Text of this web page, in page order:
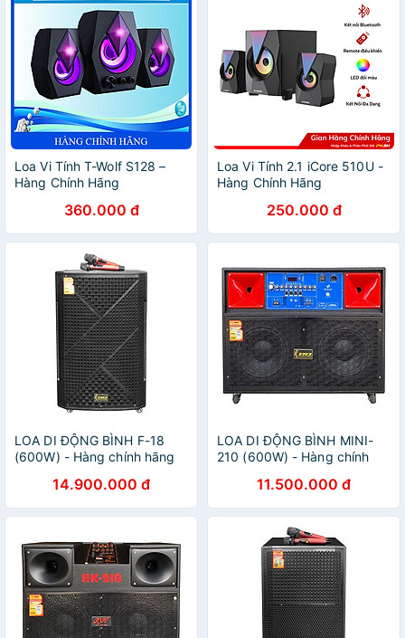
Loa Vi Tính T-Wolf S128 –
Hàng Chính Hãng
360.000 đ
Loa Vi Tính 2.1 iCore 510U -
Hàng Chính Hãng
250.000 đ
LOA DI ĐỘNG BÌNH F-18
(600W) - Hàng chính hãng
14.900.000 đ
LOA DI ĐỘNG BÌNH MINI-
210 (600W) - Hàng chính
11.500.000 đ